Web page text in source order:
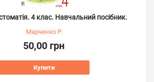
4 клас. Навчальний посібник.
Марченко Р.
50,00 грн
Купити